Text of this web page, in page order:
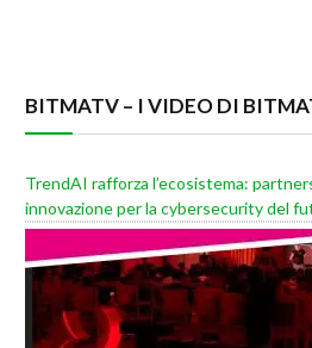
BITMATV – I VIDEO DI
TrendAI rafforza l’ecosistema:
innovazione per la cybersecurity del